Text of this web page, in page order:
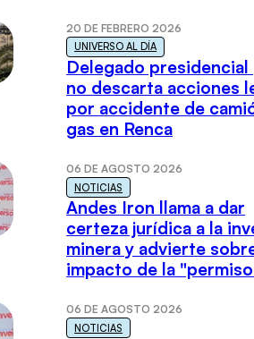
20 DE FEBRERO 2026
UNIVERSO AL DÍA
Delegado presidencial
no descarta acciones
por accidente de
gas en Renca
06 DE AGOSTO 2026
NOTICIAS
Andes Iron llama a dar
certeza jurídica a la
minera y advierte
impacto de la
06 DE AGOSTO 2026
NOTICIAS